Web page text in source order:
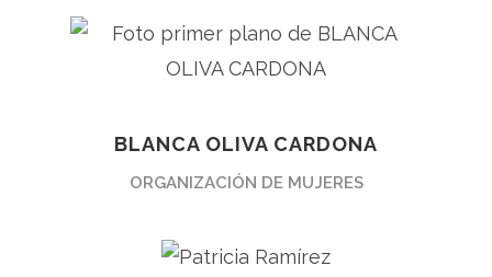
BLANCA OLIVA CARDONA
ORGANIZACIÓN DE MUJERES